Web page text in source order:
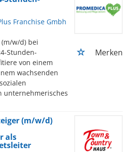
Franchise Gmbh
w/d) bei
Stunden-
von einem
wachsenden
unternehmerisches
Merken
(m/w/d)
als